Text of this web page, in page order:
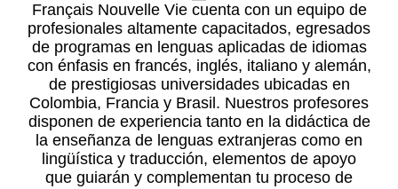
Français Nouvelle Vie cuenta con un equipo de
profesionales altamente capacitados, egresados
de programas en lenguas aplicadas de idiomas
con énfasis en francés, inglés, italiano y alemán,
de prestigiosas universidades ubicadas en
Colombia, Francia y Brasil. Nuestros profesores
disponen de experiencia tanto en la didáctica de
la enseñanza de lenguas extranjeras como en
lingüística y traducción, elementos de apoyo
que guiarán y complementan tu proceso de